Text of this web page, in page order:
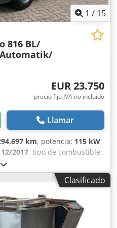
1 / 15
816 BL/
EUR 23.750
precio fijo IVA no incluído
Llamar
km, potencia: 115 kW
12/2017, tipo de combustible:
de emisión:Euro 6, número
, Equipamiento:
estabilidad (ESP)
Coswig * Modelo Master año
- Compartimento I & II
Clasificado